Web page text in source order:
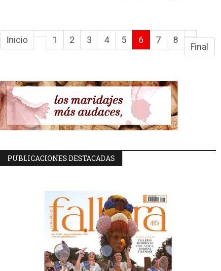
Inicio 1 2 3 4 5 6 7 8
Final
PUBLICACIONES DESTACADAS